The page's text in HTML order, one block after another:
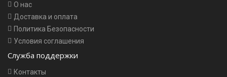
О нас
Доставка и оплата
Политика Безопасности
Условия соглашения
Служба поддержки
Контакты